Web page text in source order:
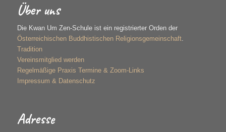
Über uns
Die Kwan Um Zen-Schule ist ein registrierter Orden der
Österreichischen Buddhistischen Religionsgemeinschaft.
Tradition
Vereinsmitglied werden
Regelmäßige Praxis Termine & Zoom-Links
Impressum & Datenschutz
Adresse